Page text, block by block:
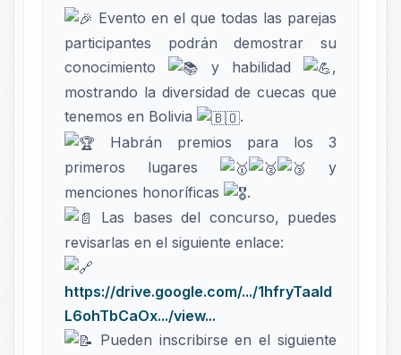
Evento en el que todas las parejas
participantes podrán demostrar su
conocimiento
y habilidad
,
mostrando la diversidad de cuecas que
tenemos en Bolivia
.
Habrán premios para los 3
primeros lugares
y
menciones honoríficas
.
Las bases del concurso, puedes
revisarlas en el siguiente enlace:
https://drive.google.com/.../1hfryTaaId
L6ohTbCaOx.../view...
Pueden inscribirse en el siguiente